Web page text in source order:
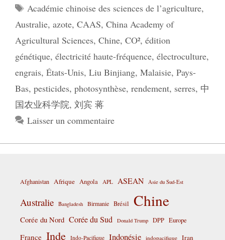
Étiquettes
Académie chinoise des sciences de l’agriculture,
Australie, azote, CAAS, China Academy of
Agricultural Sciences, Chine, CO², édition
génétique, électricité haute-fréquence, électroculture,
engrais, États-Unis, Liu Binjiang, Malaisie, Pays-
Bas, pesticides, photosynthèse, rendement, serres, 中
国农业科学院, 刘宾 蒋
Laisser un commentaire
Afghanistan Afrique Angola APL ASEAN Asie du Sud-Est
Australie Bangladesh Birmanie Brésil Chine
Corée du Nord Corée du Sud Donald Trump DPP Europe
France Inde Indo-Pacifique Indonésie indopacifique Iran